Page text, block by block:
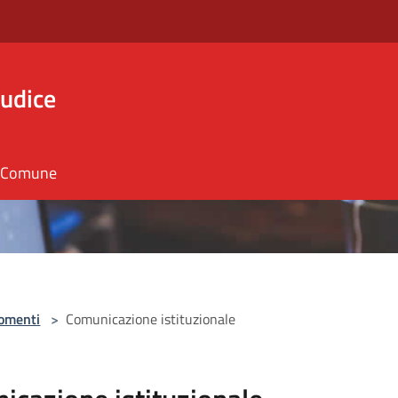
> Comunicazione istituzionale